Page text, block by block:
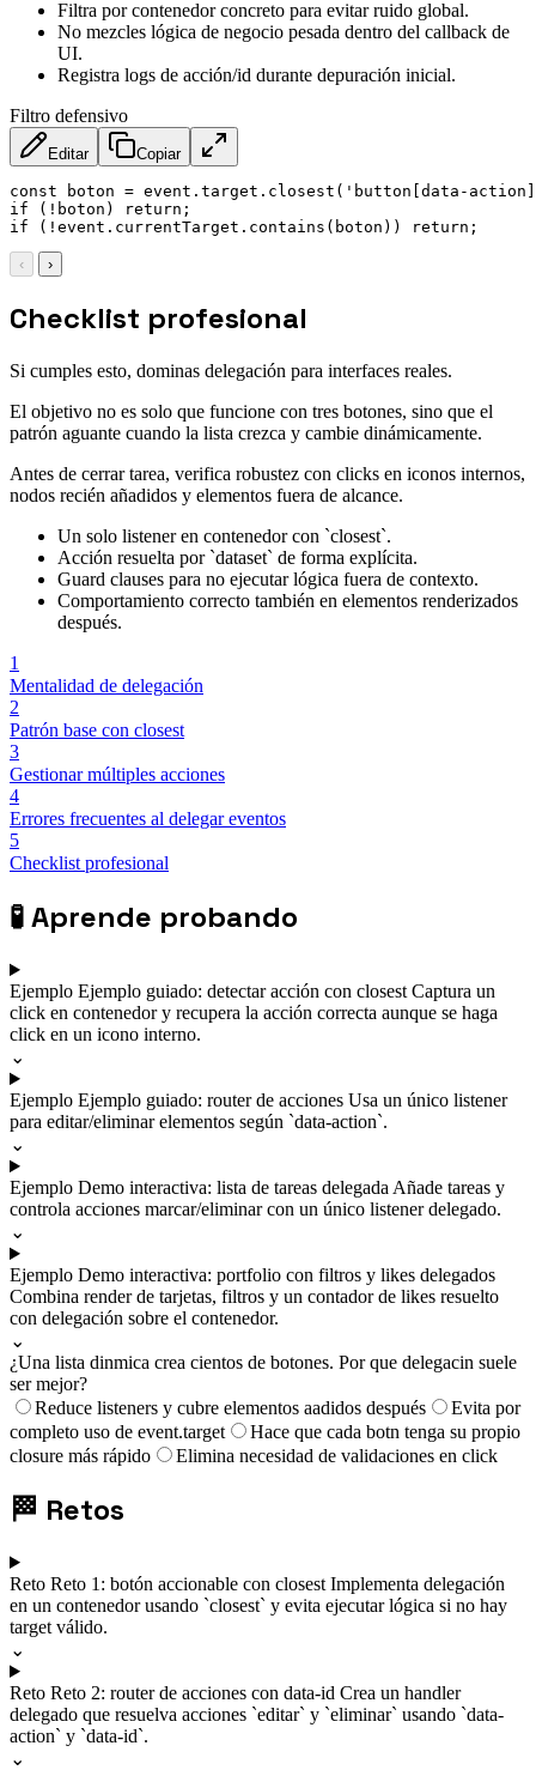
Filtra por contenedor concreto para evitar ruido global.
No mezcles lógica de negocio pesada dentro del callback de
UI.
Registra logs de acción/id durante depuración inicial.
Filtro defensivo
Editar Copiar
const boton = event . target . closest ( 'button[data-
if
( ! boton ) return ;
if
( ! event . currentTarget . contains ( boton ) ) return ;
‹ ›
Checklist profesional
Si cumples esto, dominas delegación para interfaces reales.
El objetivo no es solo que funcione con tres botones, sino que el
patrón aguante cuando la lista crezca y cambie dinámicamente.
Antes de cerrar tarea, verifica robustez con clicks en iconos internos,
nodos recién añadidos y elementos fuera de alcance.
Un solo listener en contenedor con `closest`.
Acción resuelta por `dataset` de forma explícita.
Guard clauses para no ejecutar lógica fuera de contexto.
Comportamiento correcto también en elementos renderizados
después.
1
Mentalidad de delegación
2
Patrón base con closest
3
Gestionar múltiples acciones
4
Errores frecuentes al delegar eventos
5
Checklist profesional
🧪Aprende probando
Ejemplo Ejemplo guiado: detectar acción con closest Captura un
click en contenedor y recupera la acción correcta aunque se haga
click en un icono interno.
⌄
Ejemplo Ejemplo guiado: router de acciones Usa un único listener
para editar/eliminar elementos según `data-action`.
⌄
Ejemplo Demo interactiva: lista de tareas delegada Añade tareas y
controla acciones marcar/eliminar con un único listener delegado.
⌄
Ejemplo Demo interactiva: portfolio con filtros y likes delegados
Combina render de tarjetas, filtros y un contador de likes resuelto
con delegación sobre el contenedor.
⌄
¿Una lista dinmica crea cientos de botones. Por que delegacin suele
ser mejor?
Reduce listeners y cubre elementos aadidos después
Evita por
completo uso de event.target
Hace que cada botn tenga su propio
closure más rápido
Elimina necesidad de validaciones en click
🏁 Retos
Reto Reto 1: botón accionable con closest Implementa delegación
en un contenedor usando `closest` y evita ejecutar lógica si no hay
target válido.
⌄
Reto Reto 2: router de acciones con data-id Crea un handler
delegado que resuelva acciones `editar` y `eliminar` usando `data-
action` y `data-id`.
⌄